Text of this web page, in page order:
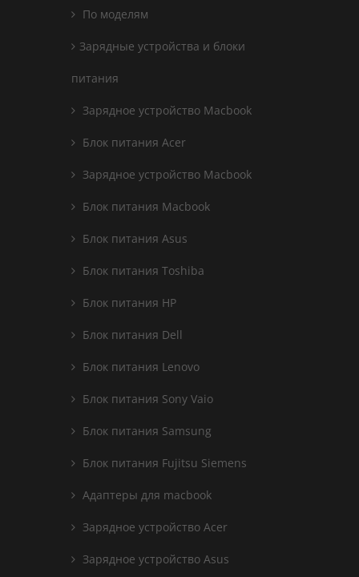
По моделям
Зарядные устройства и блоки
питания
Зарядное устройство Macbook
Блок питания Acer
Зарядное устройство Macbook
Блок питания Macbook
Блок питания Asus
Блок питания Toshiba
Блок питания HP
Блок питания Dell
Блок питания Lenovo
Блок питания Sony Vaio
Блок питания Samsung
Блок питания Fujitsu Siemens
Адаптеры для macbook
Зарядное устройство Acer
Зарядное устройство Asus